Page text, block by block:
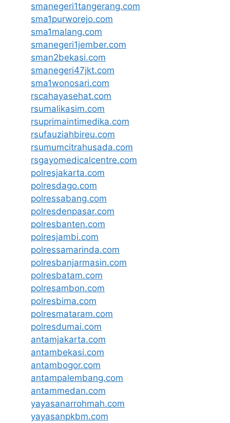
smanegeri1tangerang.com
sma1purworejo.com
sma1malang.com
smanegeri1jember.com
sman2bekasi.com
smanegeri47jkt.com
sma1wonosari.com
rscahayasehat.com
rsumalikasim.com
rsuprimaintimedika.com
rsufauziahbireu.com
rsumumcitrahusada.com
rsgayomedicalcentre.com
polresjakarta.com
polresdago.com
polressabang.com
polresdenpasar.com
polresbanten.com
polresjambi.com
polressamarinda.com
polresbanjarmasin.com
polresbatam.com
polresambon.com
polresbima.com
polresmataram.com
polresdumai.com
antamjakarta.com
antambekasi.com
antambogor.com
antampalembang.com
antammedan.com
yayasanarrohmah.com
yayasanpkbm.com